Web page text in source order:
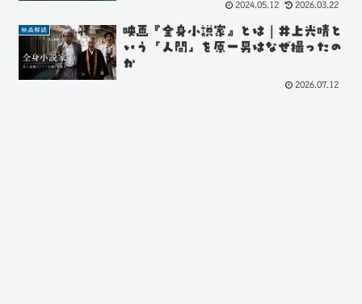
2024.05.12 2026.03.22
映画解読
映画『全身小説家』とは｜井上光晴と
いう「人間」を原一男はなぜ撮ったの
か
2026.07.12